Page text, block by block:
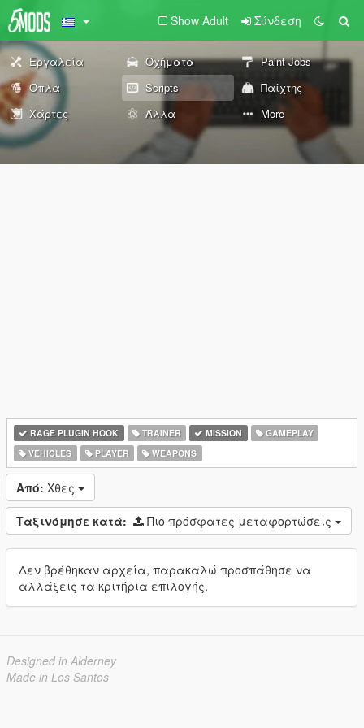
Show Adult Σύνδεση
Εργαλεία Οχήματα
Paint Jobs
Όπλα
Scripts
Παίχτης
Χάρτες
Άλλα More
RAGE PLUGIN HOOK TRAINER MISSION
GAMEPLAY
VEHICLES
PLAYER WEAPONS
Από: Χθες
Ταξινόμησε κατά: Πιο πρόσφατες μεταφορτώσεις
Δεν βρέθηκαν αρχεία, παρακαλώ προσπάθησε να
αλλάξεις τα κριτήρια επιλογής.
Designed in Alderney
Made in Los Santos